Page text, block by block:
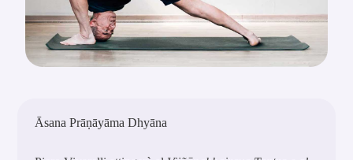
Āsana Prāṇāyāma Dhyāna